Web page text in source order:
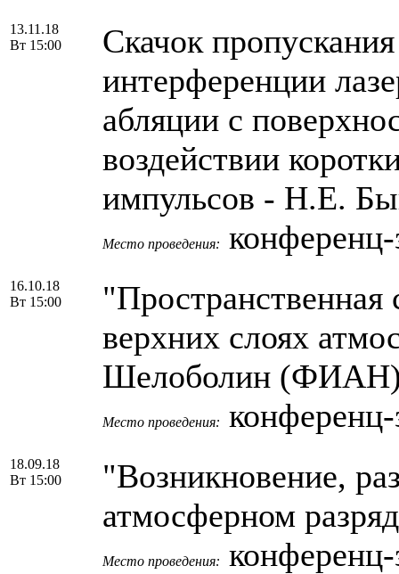
13.11.18
Вт 15:00
Скачок
интерференции
абляции с
воздействии
импульсов - Н.Е.
Место проведения:
16.10.18
Вт 15:00
"Пространственная
верхних слоях
Шелоболин
Место проведения:
18.09.18
Вт 15:00
"Возникновение,
атмосферном
Место проведения: